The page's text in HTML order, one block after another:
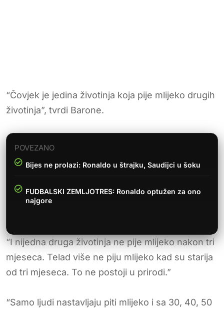
“Čovjek je jedina životinja koja pije mlijeko drugih
životinja”, tvrdi Barone.
POVEZANO
Bijes ne prolazi: Ronaldo u štrajku, Saudijci u šoku
FUDBALSKI ZEMLJOTRES: Ronaldo optužen za ono
najgore
“I nijedna druga životinja ne pije mlijeko nakon tri
mjeseca. Telad više ne piju mlijeko kad su starija
od tri mjeseca. To ne postoji u prirodi.”
“Samo ljudi nastavljaju piti mlijeko i sa 30, 40, 50